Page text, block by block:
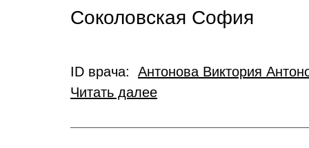
Соколовская София
ID врача: Антонова Виктория
Читать далее